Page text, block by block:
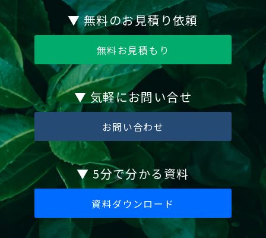
▼ 無料のお見積り依頼
無料お見積もり
▼ 気軽にお問い合せ
お問い合わせ
▼ 5分で分かる資料
資料ダウンロード